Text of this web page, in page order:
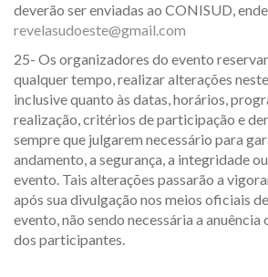
deverão ser enviadas ao CONISUD,
revelasudoeste@gmail.com
25- Os organizadores do evento
qualquer tempo, realizar alterações
inclusive quanto às datas, horários,
realização, critérios de participação e
sempre que julgarem necessário para
andamento, a segurança, a integridade
evento. Tais alterações passarão a
após sua divulgação nos meios oficiais
evento, não sendo necessária a
dos participantes.